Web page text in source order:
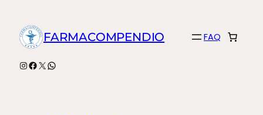
contenidoFARMACOMPENDIO FAQ
Instagram
Facebook
X WhatsApp